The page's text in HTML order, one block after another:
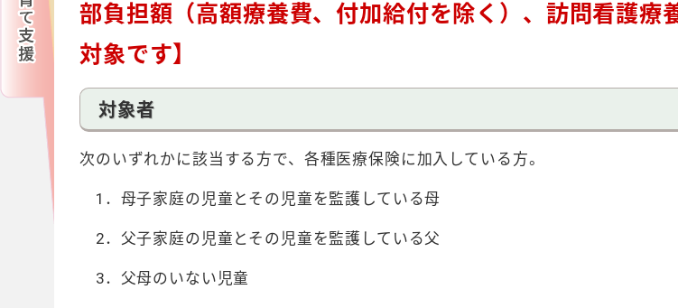
部負担額（高額療養費、付加給付を除く）、訪問看護療
対象です】
対象者
次のいずれかに該当する方で、各種医療保険に加入している方。
1．母子家庭の児童とその児童を監護している母
2．父子家庭の児童とその児童を監護している父
3．父母のいない児童